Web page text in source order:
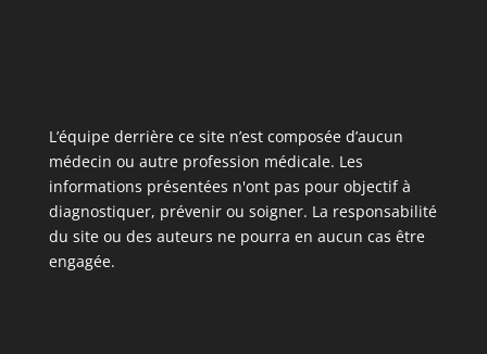
L’équipe derrière ce site n’est composée d’aucun
médecin ou autre profession médicale. Les
informations présentées n'ont pas pour objectif à
diagnostiquer, prévenir ou soigner. La responsabilité
du site ou des auteurs ne pourra en aucun cas être
engagée.